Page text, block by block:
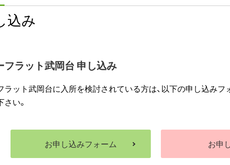
込み
フラット武岡台 申し込み
ラット武岡台に入所を検討されている方は、以下の申し込みフ
い。
お申し込みフォーム お申